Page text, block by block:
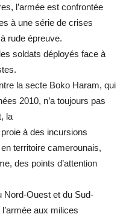
l’armée est confrontée
à une série de crises
rude épreuve.
soldats déployés face à
la secte Boko Haram, qui
2010, n’a toujours pas
la
à des incursions
territoire camerounais,
des points d’attention
Nord-Ouest et du Sud-
aux milices